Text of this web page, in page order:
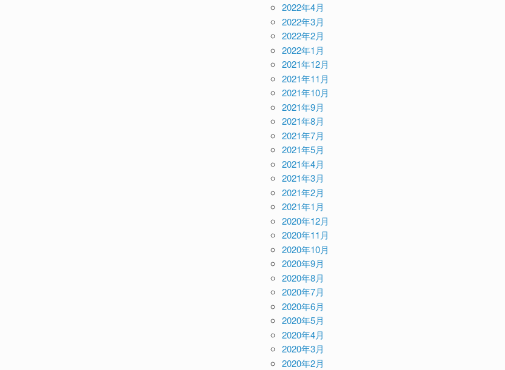
2022年4月
2022年3月
2022年2月
2022年1月
2021年12月
2021年11月
2021年10月
2021年9月
2021年8月
2021年7月
2021年5月
2021年4月
2021年3月
2021年2月
2021年1月
2020年12月
2020年11月
2020年10月
2020年9月
2020年8月
2020年7月
2020年6月
2020年5月
2020年4月
2020年3月
2020年2月